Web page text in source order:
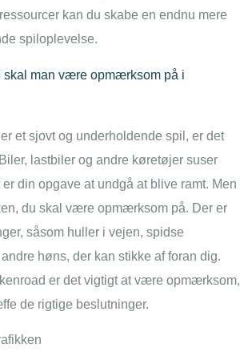
kan du skabe en endnu mere
spiloplevelse.
skal man være opmærksom på i
et sjovt og underholdende spil, er det
lastbiler og andre køretøjer suser
din opgave at undgå at blive ramt. Men
du skal være opmærksom på. Der er
såsom huller i vejen, spidse
høns, der kan stikke af foran dig.
er det vigtigt at være opmærksom,
de rigtige beslutninger.